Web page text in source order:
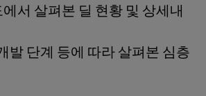
서 살펴본 딜 현황 및 상세내
발 단계 등에 따라 살펴본 심층